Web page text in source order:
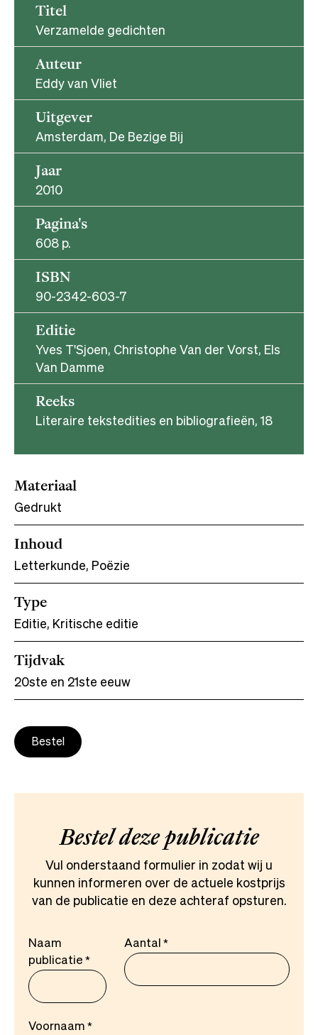
Titel
Verzamelde gedichten
Auteur
Eddy van Vliet
Uitgever
Amsterdam, De Bezige Bij
Jaar
2010
Pagina's
608 p.
ISBN
90-2342-603-7
Editie
Yves T'Sjoen, Christophe Van der Vorst, Els
Van Damme
Reeks
Literaire tekstedities en bibliografieën, 18
Materiaal
Gedrukt
Inhoud
Letterkunde, Poëzie
Type
Editie, Kritische editie
Tijdvak
20ste en 21ste eeuw
Bestel
Bestel deze publicatie
Vul onderstaand formulier in zodat wij u
kunnen informeren over de actuele kostprijs
van de publicatie en deze achteraf opsturen.
Naam
publicatie
Aantal
Voornaam